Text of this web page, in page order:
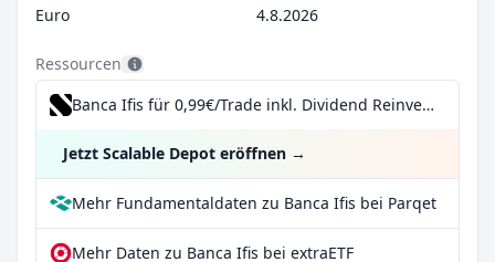
Euro
4.8.2026
Ressourcen
Banca Ifis für 0,99€/Trade inkl. Dividend Reinvestment Plan
Jetzt Scalable Depot eröffnen →
Mehr Fundamentaldaten zu Banca Ifis bei Parqet
Mehr Daten zu Banca Ifis bei extraETF